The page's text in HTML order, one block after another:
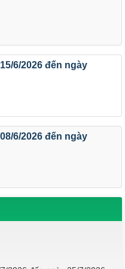
6/2026 đến ngày
6/2026 đến ngày
2026 đến ngày 25/7/2026